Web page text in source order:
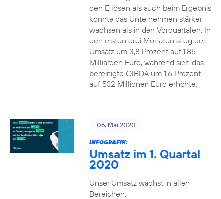
den Erlösen als auch beim Ergebnis
konnte das Unternehmen stärker
wachsen als in den Vorquartalen. In
den ersten drei Monaten stieg der
Umsatz um 3,8 Prozent auf 1,85
Milliarden Euro, während sich das
bereinigte OIBDA um 1,6 Prozent
auf 532 Millionen Euro erhöhte.
06. Mai 2020
INFOGRAFIK:
Umsatz im 1. Quartal
2020
Unser Umsatz wächst in allen
Bereichen.